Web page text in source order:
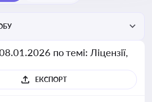
по темі: Ліцензії,
ЕКСПОРТ